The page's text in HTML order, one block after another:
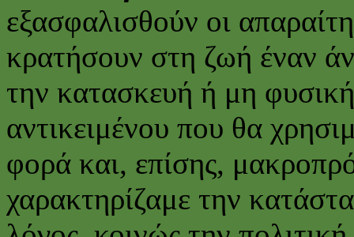
εξασφαλισθούν οι
κρατήσουν στη ζωή έναν
την κατασκευή ή μη
αντικειμένου που θα
φορά και, επίσης,
χαρακτηρίζαμε την